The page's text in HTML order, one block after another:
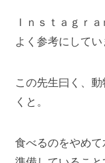
Ｉｎｓｔａｇｒ
よく参考にしてい
この先生曰く、
くと。
食べるのをやめ